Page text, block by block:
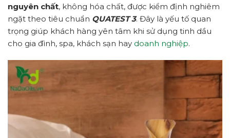
nguyên chất, không hóa chất, được kiểm định nghiêm
ngặt theo tiêu chuẩn QUATEST 3. Đây là yếu tố quan
trọng giúp khách hàng yên tâm khi sử dụng tinh dầu
cho gia đình, spa, khách sạn hay doanh nghiệp.